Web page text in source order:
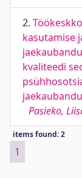
2.
kasutamise
kvaliteedi
Pasieko,
items found: 2
1